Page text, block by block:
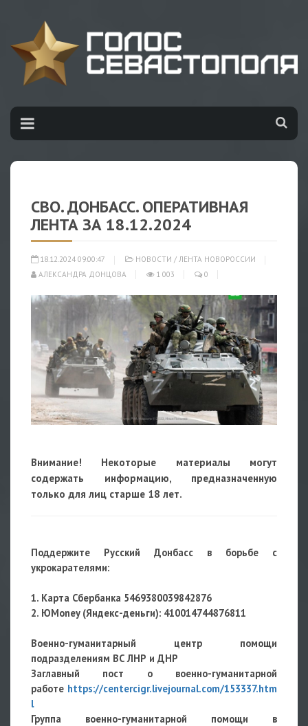
СВО. ДОНБАСС. ОПЕРАТИВНАЯ
ЛЕНТА ЗА 18.12.2024
18.12.2024 09:00:47 НОВОСТИ / ЛЕНТА НОВОРОССИИ
АЛЕКСАНДРА ДОНЦОВА
1 003 0
Внимание! Некоторые материалы могут
содержать информацию, предназначенную
только для лиц старше 18 лет.
Поддержите Русский Донбасс в борьбе с
укрокарателями:
1. Карта Сбербанка 5469380039842876
2. ЮMoney (Яндекс-деньги): 410014744876811
Военно-гуманитарный центр помощи
подразделениям ВС ЛНР и ДНР
Заглавный пост о военно-гуманитарной
работе https://centercigr.livejournal.com/153337.htm
l
Группа военно-гуманитарной помощи в